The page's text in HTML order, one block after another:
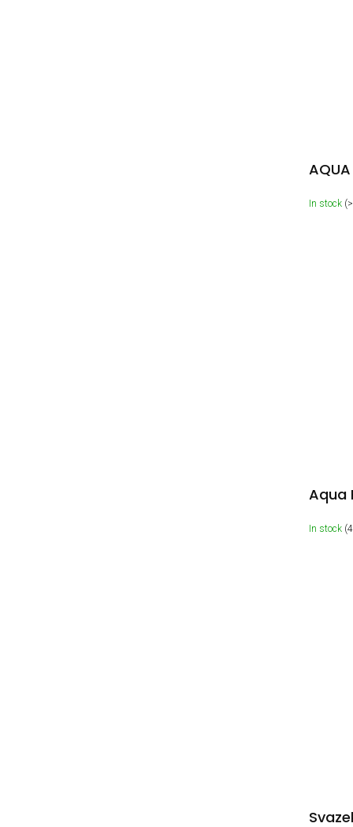
In stock
Aqua
In stock